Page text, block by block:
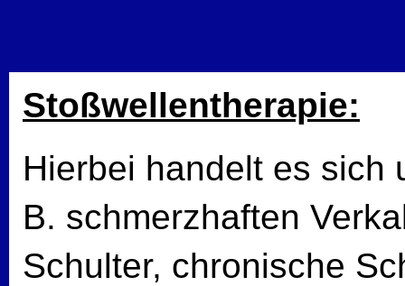
Stoßwellentherapie:
Hierbei handelt es sich
B. schmerzhaften
Schulter, chronische